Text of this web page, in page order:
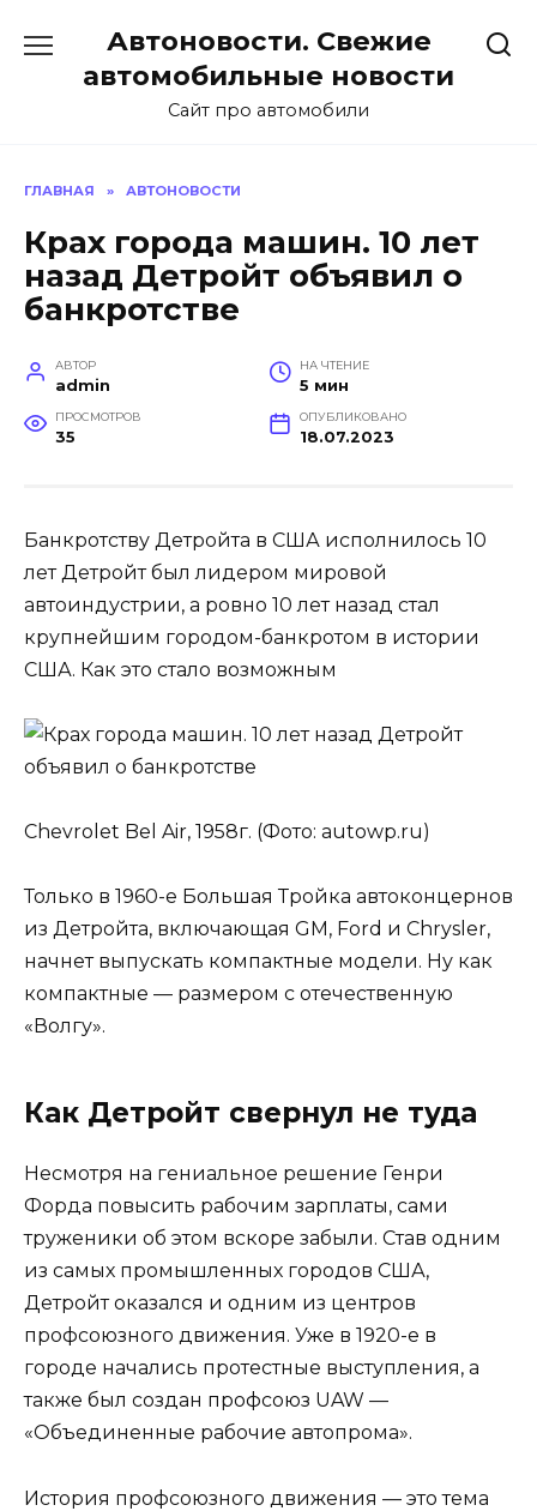
содержанию
Автоновости. Свежие
автомобильные новости
Сайт про автомобили
ГЛАВНАЯ » АВТОНОВОСТИ
Крах города машин. 10 лет
назад Детройт объявил о
банкротстве
АВТОР
admin
НА ЧТЕНИЕ
5 мин
ПРОСМОТРОВ
35
ОПУБЛИКОВАНО
18.07.2023
Банкротству Детройта в США исполнилось 10
лет Детройт был лидером мировой
автоиндустрии, а ровно 10 лет назад стал
крупнейшим городом-банкротом в истории
США. Как это стало возможным
Chevrolet Bel Air, 1958г. (Фото: autowp.ru)
Только в 1960-е Большая Тройка автоконцернов
из Детройта, включающая GM, Ford и Chrysler,
начнет выпускать компактные модели. Ну как
компактные — размером с отечественную
«Волгу».
Как Детройт свернул не туда
Несмотря на гениальное решение Генри
Форда повысить рабочим зарплаты, сами
труженики об этом вскоре забыли. Став одним
из самых промышленных городов США,
Детройт оказался и одним из центров
профсоюзного движения. Уже в 1920-е в
городе начались протестные выступления, а
также был создан профсоюз UAW —
«Объединенные рабочие автопрома».
История профсоюзного движения — это тема